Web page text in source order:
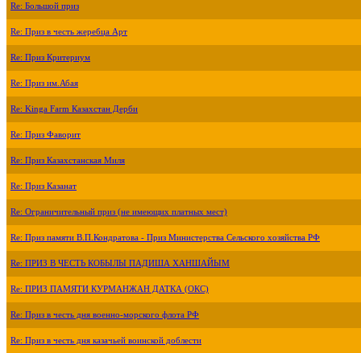
Re: Большой приз
Re: Приз в честь жеребца Арт
Re: Приз Критериум
Re: Приз им.Абая
Re: Kinga Farm Казахстан Дерби
Re: Приз Фаворит
Re: Приз Казахстанская Миля
Re: Приз Казанат
Re: Ограничительный приз (не имеющих платных мест)
Re: Приз памяти В.П.Кондратова - Приз Министерства Сельского хозяйства РФ
Re: ПРИЗ В ЧЕСТЬ КОБЫЛЫ ПАДИША ХАНШАЙЫМ
Re: ПРИЗ ПАМЯТИ КУРМАНЖАН ДАТКА (ОКС)
Re: Приз в честь дня военно-морского флота РФ
Re: Приз в честь дня казачьей воинской доблести